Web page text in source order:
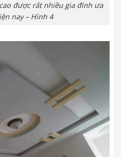
được rất nhiều gia đình ưa
nay – Hình 4